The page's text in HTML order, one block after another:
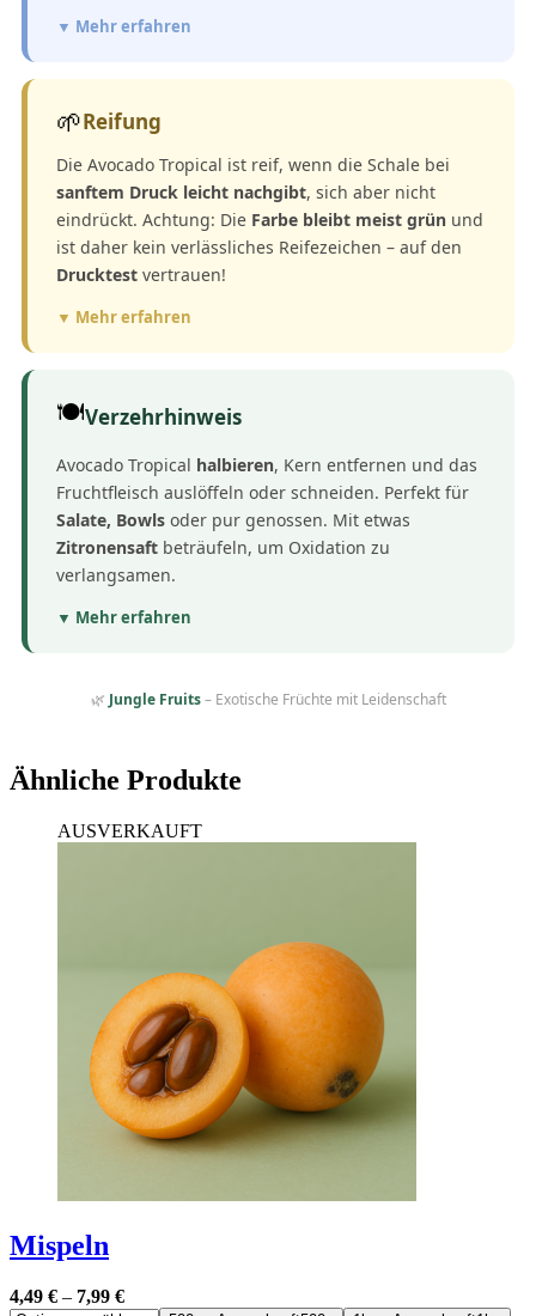
▼ Mehr erfahren
🌱Reifung
Die Avocado Tropical ist reif, wenn die Schale bei
sanftem Druck leicht nachgibt, sich aber nicht
eindrückt. Achtung: Die Farbe bleibt meist grün und
ist daher kein verlässliches Reifezeichen – auf den
Drucktest vertrauen!
▼ Mehr erfahren
🍽️Verzehrhinweis
Avocado Tropical halbieren, Kern entfernen und das
Fruchtfleisch auslöffeln oder schneiden. Perfekt für
Salate, Bowls oder pur genossen. Mit etwas
Zitronensaft beträufeln, um Oxidation zu
verlangsamen.
▼ Mehr erfahren
🌿 Jungle Fruits– Exotische Früchte mit Leidenschaft
Ähnliche Produkte
AUSVERKAUFT
Mispeln
4,49 € – 7,99 €